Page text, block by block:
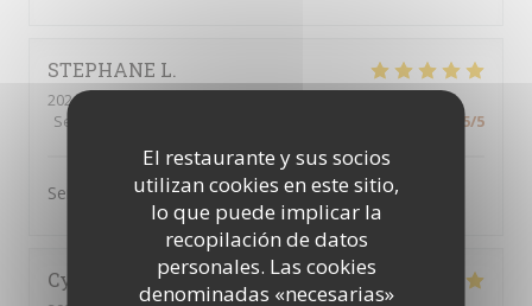
El restaurante y sus socios
utilizan cookies en este sitio,
lo que puede implicar la
recopilación de datos
personales. Las cookies
denominadas «necesarias»
STEPHANE L
2026-08-07
Servicio
5/5
Service rapide Plats excellents
Cynthia i